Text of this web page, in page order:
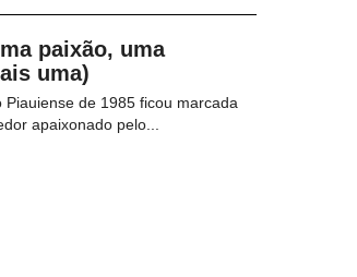
paixão, uma
uma)
Piauiense de 1985 ficou marcada
apaixonado pelo...